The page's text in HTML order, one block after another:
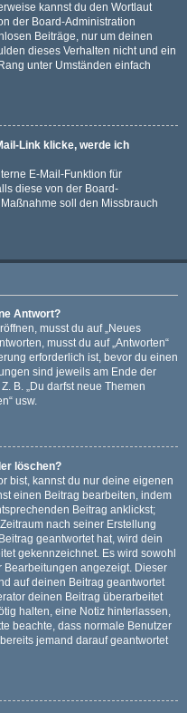
kannst du den Wortlaut
der Board-Administration
Beiträge, nur um deinen
dieses Verhalten nicht und ein
unter Umständen einfach
Link klicke, werde ich
E-Mail-Funktion für
diese von der Board-
soll den Missbrauch
Antwort?
musst du auf „Neues
musst du auf „Antworten“
erforderlich ist, bevor du einen
sind jeweils am Ende der
B. „Du darfst neue Themen
usw.
löschen?
bist, kannst du nur deine eigenen
einen Beitrag bearbeiten, indem
Beitrag anklickst;
nach seiner Erstellung
geantwortet hat, wird dein
gekennzeichnet. Es wird sowohl
Bearbeitungen angezeigt. Dieser
auf deinen Beitrag geantwortet
deinen Beitrag überarbeitet
halten, eine Notiz hinterlassen,
beachte, dass normale Benutzer
jemand darauf geantwortet